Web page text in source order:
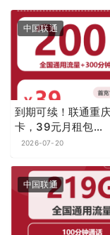
中国联通
到期可续！联通重
卡，39元月租包
200G+300分钟
2026-07-20
中国联通